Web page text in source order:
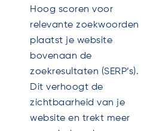
Hoog scoren voor
relevante zoekwoorden
plaatst je website
bovenaan de
zoekresultaten (SERP’s).
Dit verhoogt de
zichtbaarheid van je
website en trekt meer